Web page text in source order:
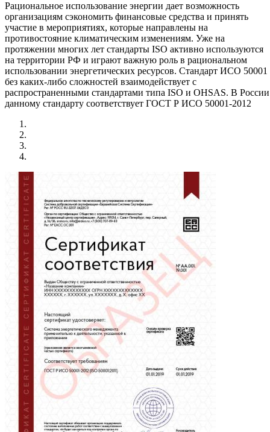
Рациональное использование энергии дает возможность
организациям сэкономить финансовые средства и принять
участие в мероприятиях, которые направлены на
противостояние климатическим изменениям. Уже на
протяжении многих лет стандарты ISO активно используются
на территории РФ и играют важную роль в рациональном
использовании энергетических ресурсов. Стандарт ИСО 50001
без каких-либо сложностей взаимодействует с
распространенными стандартами типа ISO и OHSAS. В России
данному стандарту соответствует ГОСТ Р ИСО 50001-2012